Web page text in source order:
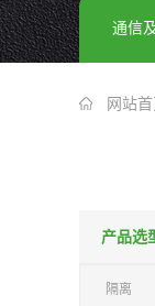
通信
网站
产品选
隔离